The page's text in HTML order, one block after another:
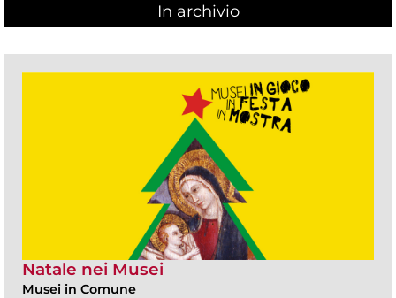
In archivio
Natale nei Musei
Musei in Comune